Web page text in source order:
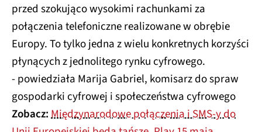
przed szokująco wysokimi rachunkami za
połączenia telefoniczne realizowane w obrębie
Europy. To tylko jedna z wielu konkretnych korzyści
płynących z jednolitego rynku cyfrowego.
- powiedziała Marija Gabriel, komisarz do spraw
gospodarki cyfrowej i społeczeństwa cyfrowego
Zobacz:Międzynarodowe połączenia i SMS-y do